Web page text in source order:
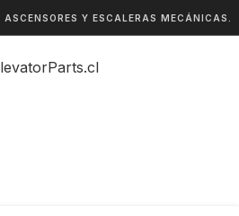
Y ESCALERAS MECÁNICAS.